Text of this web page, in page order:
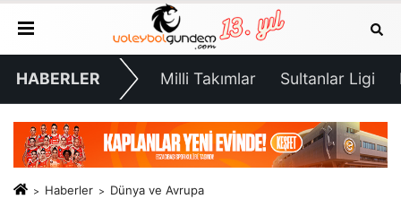
HABERLER Milli Takımlar Sultanlar Ligi
Haberler Dünya ve Avrupa